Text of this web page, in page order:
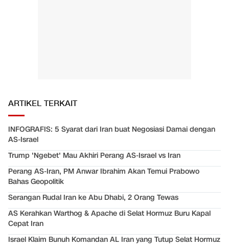
ARTIKEL TERKAIT
INFOGRAFIS: 5 Syarat dari Iran buat Negosiasi Damai dengan
AS-Israel
Trump 'Ngebet' Mau Akhiri Perang AS-Israel vs Iran
Perang AS-Iran, PM Anwar Ibrahim Akan Temui Prabowo
Bahas Geopolitik
Serangan Rudal Iran ke Abu Dhabi, 2 Orang Tewas
AS Kerahkan Warthog & Apache di Selat Hormuz Buru Kapal
Cepat Iran
Israel Klaim Bunuh Komandan AL Iran yang Tutup Selat Hormuz